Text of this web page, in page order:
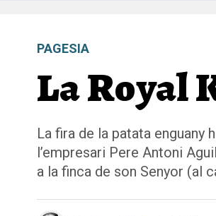
PAGESIA
La Royal
La fira de la patata enguany
l’empresari Pere Antoni
a la finca de son Senyor (al